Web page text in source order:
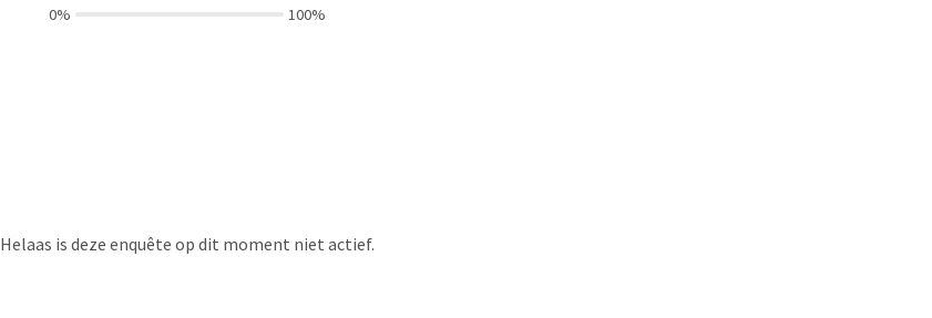
Helaas is deze enquête op dit moment niet actief.
0% 100%